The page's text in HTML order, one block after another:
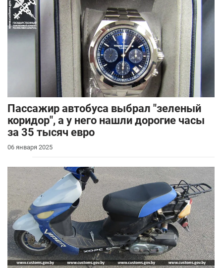
Пассажир автобуса выбрал "зеленый
коридор", а у него нашли дорогие часы
за 35 тысяч евро
06 января 2025